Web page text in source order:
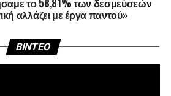
το 58,81% των δεσμεύσεών
αλλάζει με έργα παντού»
BINTEO